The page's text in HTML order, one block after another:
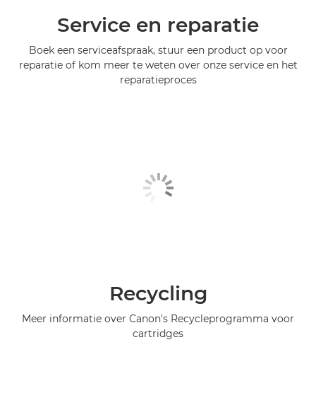
Service en reparatie
Boek een serviceafspraak, stuur een product op voor
reparatie of kom meer te weten over onze service en het
reparatieproces
Recycling
Meer informatie over Canon's Recycleprogramma voor
cartridges